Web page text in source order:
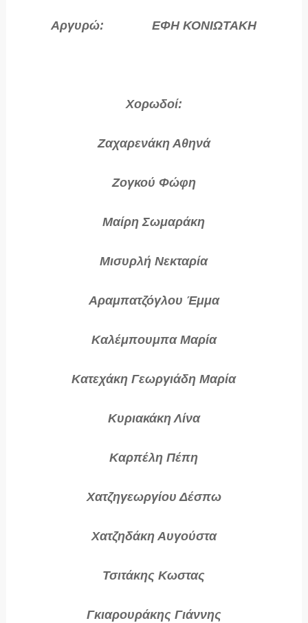
Αργυρώ: ΕΦΗ ΚΟΝΙΩΤΑΚΗ
Χορωδοί:
Ζαχαρενάκη Αθηνά
Ζογκού Φώφη
Μαίρη Σωμαράκη
Μισυρλή Νεκταρία
Αραμπατζόγλου Έμμα
Καλέμπουμπα Μαρία
Κατεχάκη Γεωργιάδη Μαρία
Κυριακάκη Λίνα
Καρπέλη Πέπη
Χατζηγεωργίου Δέσπω
Χατζηδάκη Αυγούστα
Τσιτάκης Κωστας
Γκιαρουράκης Γιάννης